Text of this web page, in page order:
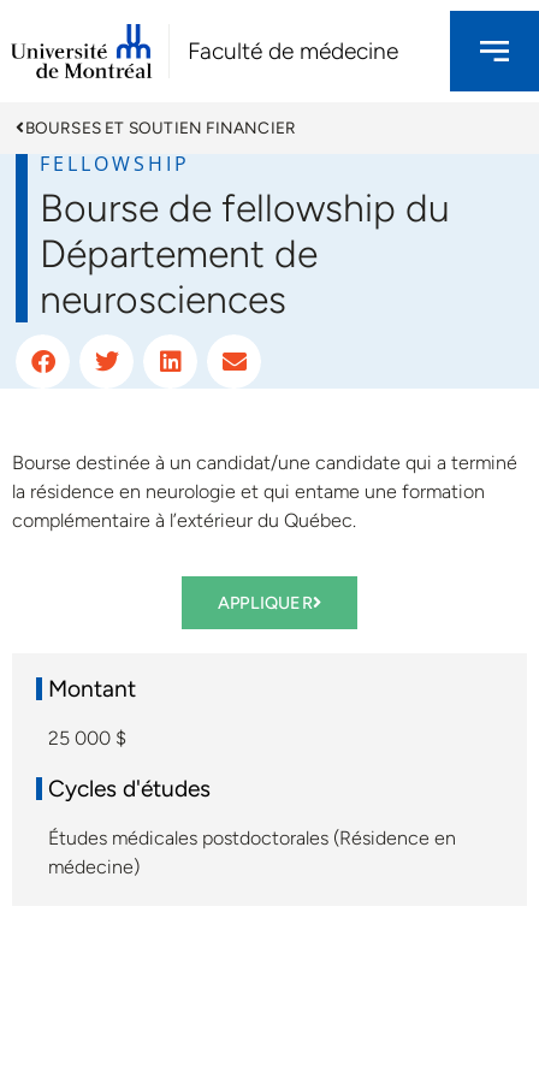
Faculté de médecine
BOURSES ET SOUTIEN FINANCIER
FELLOWSHIP
Bourse de fellowship du
Département de
neurosciences
Bourse destinée à un candidat/une candidate qui a terminé
la résidence en neurologie et qui entame une formation
complémentaire à l’extérieur du Québec.
APPLIQUER
Montant
25 000 $
Cycles d'études
Études médicales postdoctorales (Résidence en
médecine)